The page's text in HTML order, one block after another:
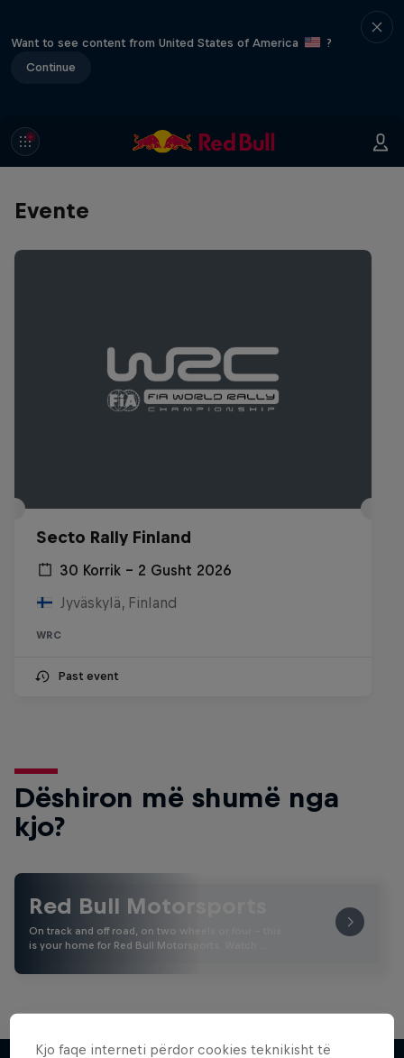
Want to see content from United States of America
?
Continue
Evente
Secto Rally Finland
30 Korrik – 2 Gusht 2026
Jyväskylä, Finland
WRC
Past event
Dëshiron më shumë nga
kjo?
Red Bull Motorsports
On track and off road, on two wheels or four - this
is your home for Red Bull Motorsports. Watch …
Kjo faqe interneti përdor cookies teknikisht të